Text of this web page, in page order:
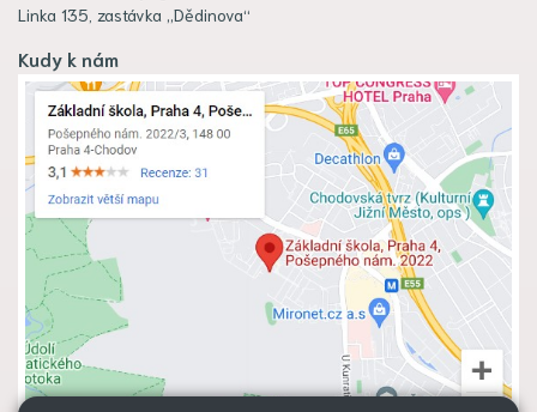
Linka 135, zastávka „Dědinova“
Kudy k nám